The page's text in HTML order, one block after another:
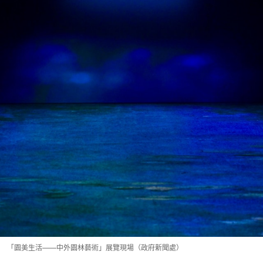
「園美生活——中外園林藝術」展覽現場（政府新聞處）